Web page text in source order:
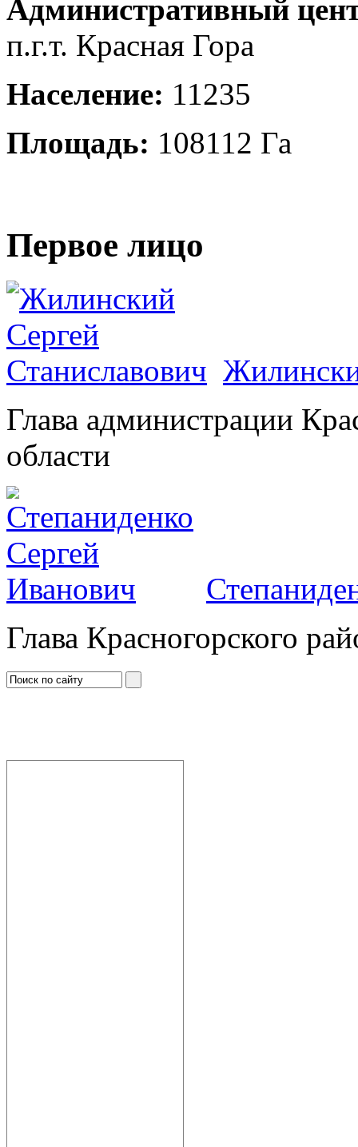
Административный
п.г.т. Красная Гора
Население: 11235
Площадь: 108112 Га
Первое лицо
Глава администрации
области
Глава Красногорского